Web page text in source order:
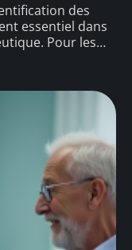
des
essentiel dans
Pour les…